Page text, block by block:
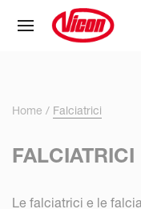
Home Falciatrici
FALCIATRICI
Le falciatrici e le
Pannello di gestione dei